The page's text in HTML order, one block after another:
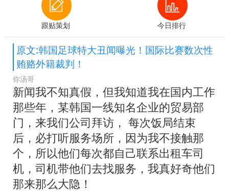
跟贴策划 今日排行
原文:韩国足球特大丑闻曝光！国际比赛数次性
贿赂外籍裁判！
你汤哥
新闻我不知真假，但我知道我在国内工作
那些年，某韩国一线知名企业的贸易部
门，来我们公司拜访， 每次饭局结束
后，必打听服务场所，因为我不接触那
个，所以他们每次都自己联系出租车司
机，司机带他们去找服务，我真好奇他们
那来那么大隐！